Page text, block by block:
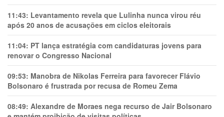
11:43: Levantamento revela que Lulinha nunca virou réu
após 20 anos de acusações em ciclos eleitorais
11:04: PT lança estratégia com candidaturas jovens para
renovar o Congresso Nacional
09:53: Manobra de Nikolas Ferreira para favorecer Flávio
Bolsonaro é frustrada por recusa de Romeu Zema
08:49: Alexandre de Moraes nega recurso de Jair Bolsonaro